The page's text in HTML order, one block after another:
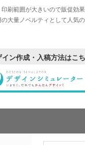
刷範囲が大きいので販促効
大量ノベルティとして人気の
イン作成・入稿方法はこ